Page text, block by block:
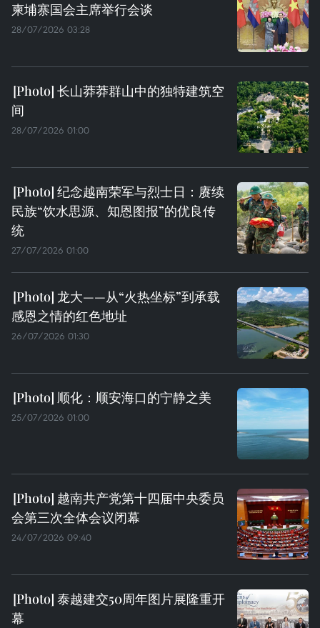
柬埔寨国会主席举行会谈
28/07/2026 03:28
长山莽莽群山中的独特建筑空
间
28/07/2026 01:00
纪念越南荣军与烈士日：赓续
民族“饮水思源、知恩图报”的优良传
统
27/07/2026 01:00
龙大——从“火热坐标”到承载
感恩之情的红色地址
26/07/2026 01:30
顺化：顺安海口的宁静之美
25/07/2026 01:00
越南共产党第十四届中央委员
会第三次全体会议闭幕
24/07/2026 09:40
泰越建交50周年图片展隆重开
幕